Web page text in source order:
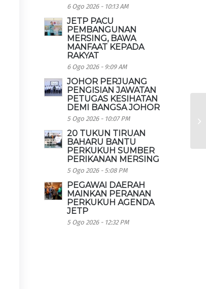
6 Ogo 2026 - 10:13 AM
JETP PACU
PEMBANGUNAN
MERSING, BAWA
MANFAAT KEPADA
RAKYAT
6 Ogo 2026 - 9:09 AM
JOHOR PERJUANG
PENGISIAN JAWATAN
PETUGAS KESIHATAN
DEMI BANGSA JOHOR
5 Ogo 2026 - 10:07 PM
20 TUKUN TIRUAN
BAHARU BANTU
PERKUKUH SUMBER
PERIKANAN MERSING
5 Ogo 2026 - 5:08 PM
PEGAWAI DAERAH
MAINKAN PERANAN
PERKUKUH AGENDA
JETP
5 Ogo 2026 - 12:32 PM